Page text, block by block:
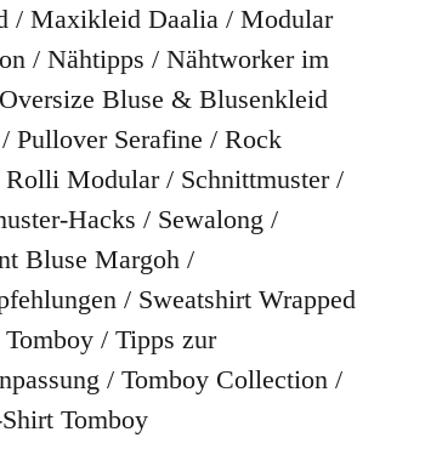
Maxikleid Daalia
Modular
Nähtipps
Nähtworker im
Oversize Bluse & Blusenkleid
Pullover Serafine
Rock
Rolli Modular
Schnittmuster
Hacks
Sewalong
Bluse Margoh
Sweatshirt Wrapped
Tipps zur
Tomboy Collection
Tomboy